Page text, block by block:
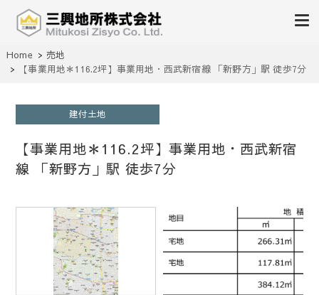
三興地所株式会社
Home
売地
【事業用地＊116.2坪】事業用地・西武新宿線 「新野方」駅 徒歩7分
建付土地
【事業用地＊116.2坪】事業用地・西武新宿
線 「新野方」駅 徒歩7分